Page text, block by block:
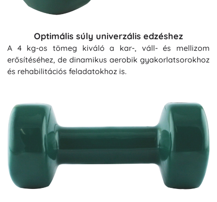
Optimális súly univerzális edzéshez
A 4 kg-os tömeg kiváló a kar-, váll- és mellizom
erősítéséhez, de dinamikus aerobik gyakorlatsorokhoz
és rehabilitációs feladatokhoz is.